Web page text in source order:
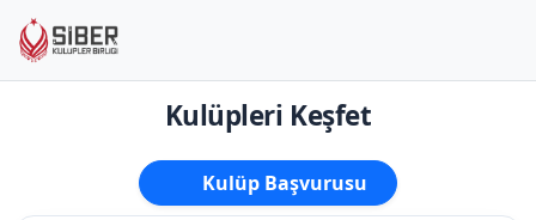
Kulüpleri Keşfet
Kulüp Başvurusu